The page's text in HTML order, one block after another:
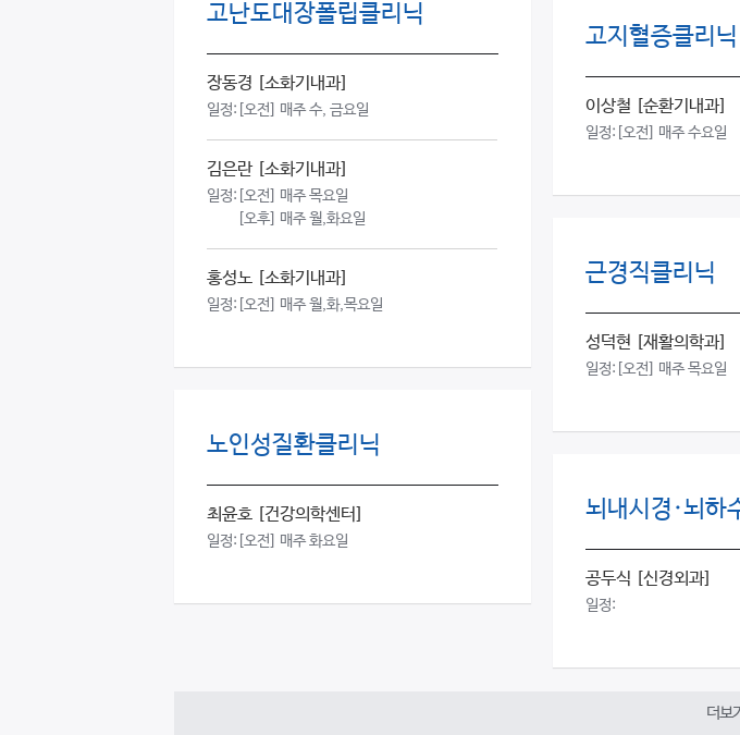
고난도대장폴립클리닉
장동경 [소화기내과]
일정: [오전] 매주 수, 금요일
김은란 [소화기내과]
일정: [오전] 매주 목요일
[오후] 매주 월,화요일
홍성노 [소화기내과]
일정: [오전] 매주 월,화,목요일
고지혈증클리닉
이상철 [순환기내과]
일정: [오전] 매주 수요일
근경직클리닉
성덕현 [재활의학과]
일정: [오전] 매주 목요일
노인성질환클리닉
최윤호 [건강의학센터]
일정: [오전] 매주 화요일
뇌내시경·뇌하
공두식 [신경외과]
일정:
더보